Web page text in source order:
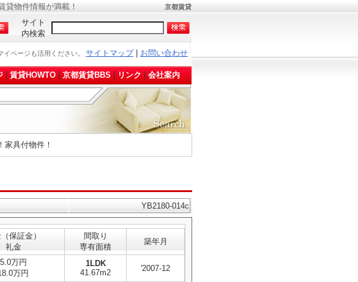
貸物件情報が満載！ 京都賃貸
サイト
内検索
ページも活用ください。 サイトマップ| お問い合わせ
賃貸HOWTO 京都賃貸BBS リンク 会社案内
家具付物件！
YB2180-014c
保証金）
礼金
間取り
専有面積
築年月
5.0万円
万円
1LDK
41.67m2
'2007-12